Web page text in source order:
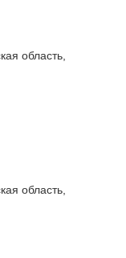
область,
область,